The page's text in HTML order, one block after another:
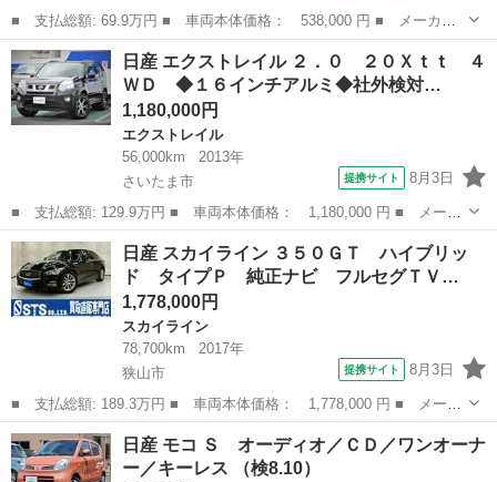
■ 支払総額: 69.9万円 ■ 車両本体価格： 538,000 円 ■ メーカー
名： 日産 ■ 車種名： キューブ ■ グレード名： 福祉車両
スローパー 電動ウインチ ８Ｎ４人乗り プッシュスタート ナ
ビ ＴＶ ＢＴ...
埼玉 草加市 キューブ
日産 エクストレイル ２．０ ２０Ｘｔｔ ４
ＷＤ ◆１６インチアルミ◆社外検対…
1,180,000円
エクストレイル
56,000km
2013年
さいたま市
提携サイト 8月3日
■ 支払総額: 129.9万円 ■ 車両本体価格： 1,180,000 円 ■ メーカ
ー名： 日産 ■ 車種名： エクストレイル ■ グレード名： ２．
０ ２０Ｘｔｔ ４ＷＤ ◆１６インチアルミ◆社外検対マフラ－◆
ダウンヒ...
埼玉 さいたま市 エクストレイル
日産 スカイライン ３５０ＧＴ ハイブリッ
ド タイプＰ 純正ナビ フルセグＴＶ…
1,778,000円
スカイライン
78,700km
2017年
狭山市
提携サイト 8月3日
■ 支払総額: 189.3万円 ■ 車両本体価格： 1,778,000 円 ■ メーカ
ー名： 日産 ■ 車種名： スカイライン ■ グレード名： ３５０
ＧＴ ハイブリッド タイプＰ 純正ナビ フルセグＴＶ Ｂｌｕｅ
ｔｏｏｔ...
埼玉 狭山市 スカイライン
日産 モコ Ｓ オーディオ／ＣＤ／ワンオーナ
ー／キーレス （検8.10）